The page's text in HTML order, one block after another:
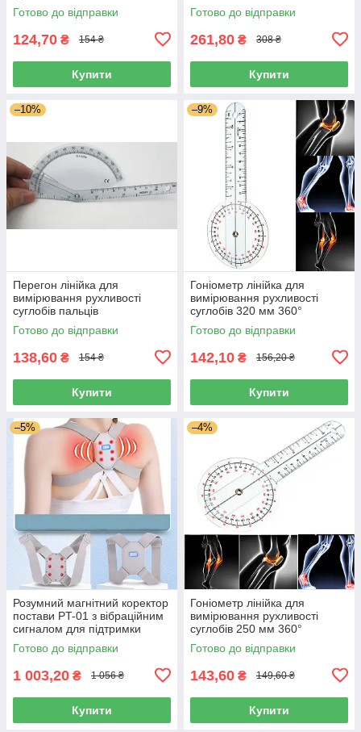
Готово до відправки
124,70 ₴ 154 ₴
Купити
Готово до відправки
261,80 ₴ 308 ₴
Купити
–10%
Перегон лінійка для
вимірювання рухливості
суглобів пальців
Готово до відправки
138,60 ₴ 154 ₴
Купити
–9%
Гоніометр лінійка для
вимірювання рухливості
суглобів 320 мм 360°
Готово до відправки
142,10 ₴ 156,20 ₴
Купити
–5%
Розумний магнітний коректор
постави PT-01 з вібраційним
сигналом для підтримки
рівної спини, сірий
Готово до відправки
1 003,20 ₴ 1 056 ₴
Купити
–4%
Гоніометр лінійка для
вимірювання рухливості
суглобів 250 мм 360°
Готово до відправки
143,60 ₴ 149,60 ₴
Купити